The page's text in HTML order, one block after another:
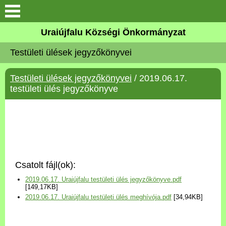
Köszöntő
Elérhetőségek
Uraiújfalu
Választási információk
Versenyképes Járások
Uraiújfalu Községi Önkormányzat
Testületi ülések jegyzőkönyvei
Testületi ülések jegyzőkönyvei / 2019.06.17.
testületi ülés jegyzőkönyve
Csatolt fájl(ok):
2019.06.17. Uraiújfalu testületi ülés jegyzőkönyve.pdf
[149,17KB]
2019.06.17. Uraiújfalu testületi ülés meghívója.pdf [34,94KB]